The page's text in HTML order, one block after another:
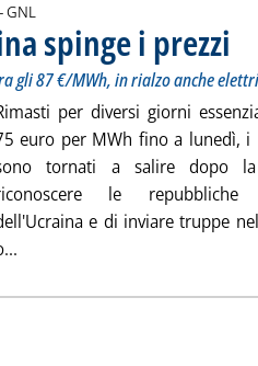
GNL
spinge i prezzi
gli 87 €/MWh, in rialzo anche
per diversi giorni
euro per MWh fino a lunedì, i
tornati a salire dopo
le repubbliche
e di inviare truppe